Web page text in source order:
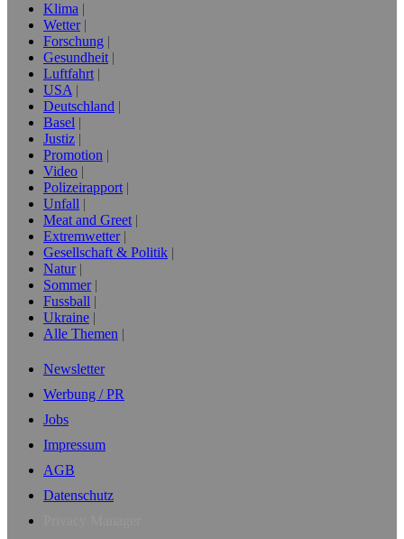
Klima
Wetter
Forschung
Gesundheit
Luftfahrt
USA
Deutschland
Basel
Justiz
Promotion
Video
Polizeirapport
Unfall
Meat and Greet
Extremwetter
Gesellschaft & Politik
Natur
Sommer
Fussball
Ukraine
Alle Themen
Newsletter
Werbung / PR
Jobs
Impressum
AGB
Datenschutz